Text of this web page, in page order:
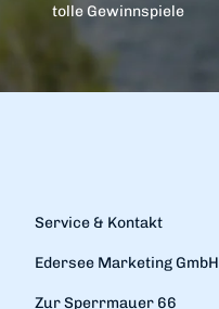
tolle Gewinnspiele
Service & Kontakt
Edersee Marketing GmbH
Zur Sperrmauer 66